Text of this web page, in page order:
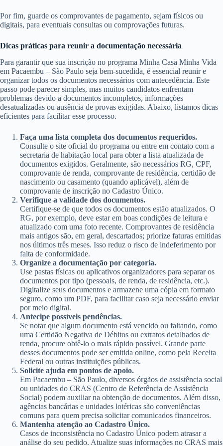
Por fim, guarde os comprovantes de pagamento, sejam físicos ou
digitais, para eventuais consultas ou comprovações futuras.
Dicas práticas para reunir a documentação necessária
Para garantir que sua inscrição no programa Minha Casa Minha Vida
em Pacaembu – São Paulo seja bem-sucedida, é essencial reunir e
organizar todos os documentos necessários com antecedência. Este
passo pode parecer simples, mas muitos candidatos enfrentam
problemas devido a documentos incompletos, informações
desatualizadas ou ausência de provas exigidas. Abaixo, listamos dicas
eficientes para facilitar esse processo.
Faça uma lista completa dos documentos requeridos.
Consulte o site oficial do programa ou entre em contato com a
secretaria de habitação local para obter a lista atualizada de
documentos exigidos. Geralmente, são necessários RG, CPF,
comprovante de renda, comprovante de residência, certidão de
nascimento ou casamento (quando aplicável), além de
comprovante de inscrição no Cadastro Único.
Verifique a validade dos documentos.
Certifique-se de que todos os documentos estão atualizados. O
RG, por exemplo, deve estar em boas condições de leitura e
atualizado com uma foto recente. Comprovantes de residência
mais antigos são, em geral, descartados; priorize faturas emitidas
nos últimos três meses. Isso reduz o risco de indeferimento por
falta de conformidade.
Organize a documentação por categoria.
Use pastas físicas ou aplicativos organizadores para separar os
documentos por tipo (pessoais, de renda, de residência, etc.).
Digitalize seus documentos e armazene uma cópia em formato
seguro, como um PDF, para facilitar caso seja necessário enviar
por meio digital.
Antecipe possíveis pendências.
Se notar que algum documento está vencido ou faltando, como
uma Certidão Negativa de Débitos ou extratos detalhados de
renda, procure obtê-lo o mais rápido possível. Grande parte
desses documentos pode ser emitida online, como pela Receita
Federal ou outras instituições públicas.
Solicite ajuda em pontos de apoio.
Em Pacaembu – São Paulo, diversos órgãos de assistência social
ou unidades do CRAS (Centro de Referência de Assistência
Social) podem auxiliar na obtenção de documentos. Além disso,
agências bancárias e unidades lotéricas são conveniências
comuns para quem precisa solicitar comunicados financeiros.
Mantenha atenção ao Cadastro Único.
Casos de inconsistência no Cadastro Único podem atrasar a
análise do seu pedido. Atualize suas informações no CRAS mais